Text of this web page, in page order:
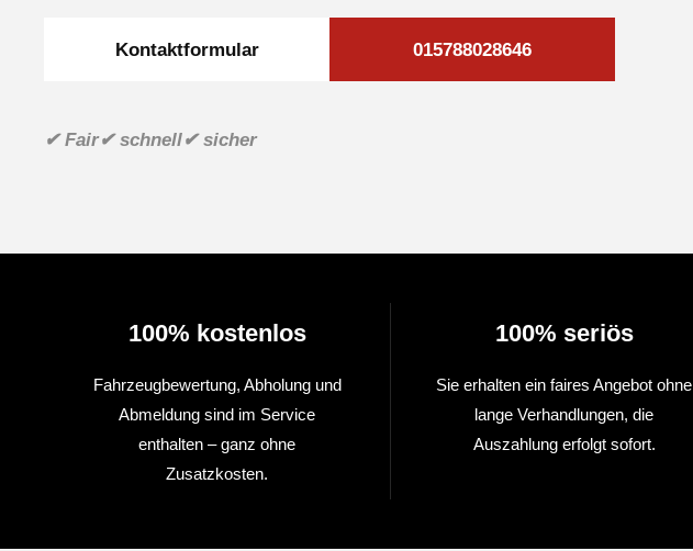
Kontaktformular 015788028646
✔ Fair✔ schnell✔ sicher
100% kostenlos
Fahrzeugbewertung, Abholung und
Abmeldung sind im Service
enthalten – ganz ohne
Zusatzkosten.
100% seriös
Sie erhalten ein faires Angebot ohne
lange Verhandlungen, die
Auszahlung erfolgt sofort.